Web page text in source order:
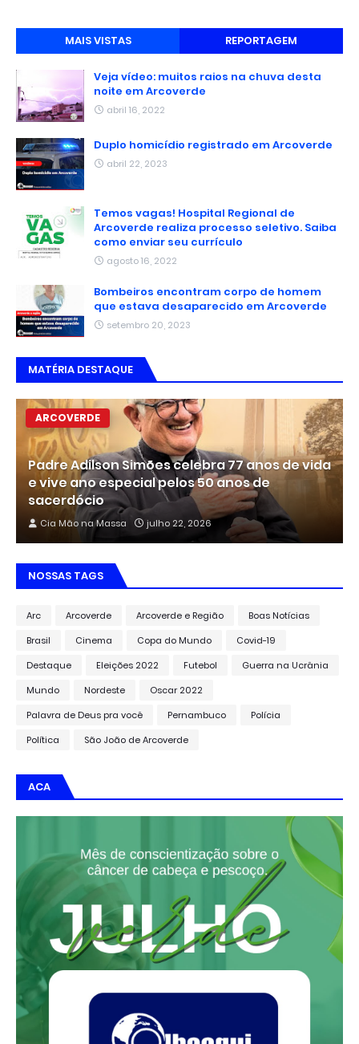
MAIS VISTAS REPORTAGEM
Veja vídeo: muitos raios na chuva desta
noite em Arcoverde
abril 16, 2022
Duplo homicídio registrado em Arcoverde
abril 22, 2023
Temos vagas! Hospital Regional de
Arcoverde realiza processo seletivo. Saiba
como enviar seu currículo
agosto 16, 2022
Bombeiros encontram corpo de homem
que estava desaparecido em Arcoverde
setembro 20, 2023
MATÉRIA DESTAQUE
ARCOVERDE
Padre Adilson Simões celebra 77 anos de vida
e vive ano especial pelos 50 anos de
sacerdócio
Cia Mão na Massa julho 22, 2026
NOSSAS TAGS
Arc Arcoverde Arcoverde e Região
Boas Notícias
Brasil
Cinema Copa do Mundo
Covid-19
Destaque
Eleições 2022 Futebol
Guerra na Ucrânia
Mundo
Nordeste
Oscar 2022
Palavra de Deus pra você
Pernambuco
Polícia
Política
São João de Arcoverde
ACA